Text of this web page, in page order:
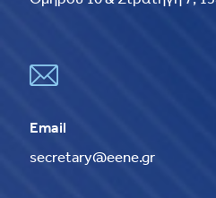
Email
secretary@eene.gr